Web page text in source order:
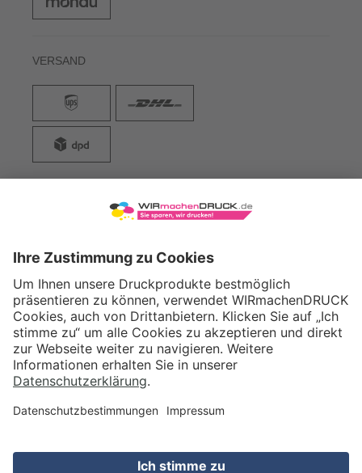
VERSAND
WIRmachenDRUCK GmbH
71522 Backnang
Tel.: +49 (0) 711 995 982 - 20
Fax: +49 (0) 711 995 982 - 21
SOCIAL MEDIA